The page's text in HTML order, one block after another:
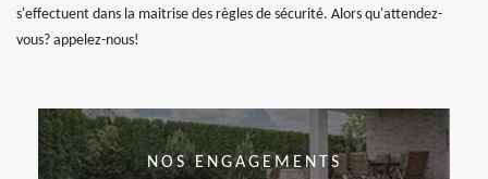
s'effectuent dans la maitrise des règles de sécurité. Alors qu'attendez-
vous? appelez-nous!
NOS ENGAGEMENTS